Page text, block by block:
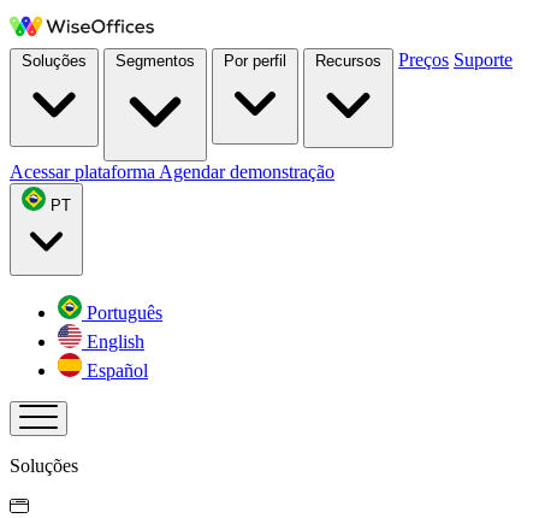
Soluções Segmentos Por perfil Recursos Preços Suporte
Acessar plataforma Agendar demonstração
PT
Português
English
Español
Soluções